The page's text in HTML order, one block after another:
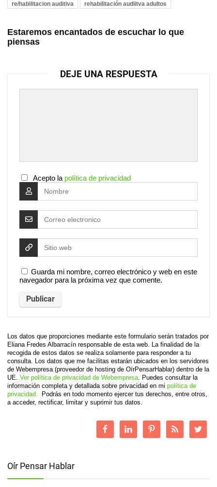
re/habilitacion auditiva
rehabilitación audiitva adultos
Estaremos encantados de escuchar lo que
piensas
DEJE UNA RESPUESTA
Acepto la política de privacidad
Guarda mi nombre, correo electrónico y web en este
navegador para la próxima vez que comente.
Los datos que proporciones mediante este formulario serán tratados por
Eliana Fredes Albarracín responsable de esta web. La finalidad de la
recogida de estos datos se realiza solamente para responder a tu
consulta. Los datos que me facilitas estarán ubicados en los servidores
de Webempresa (proveedor de hosting de OírPensarHablar) dentro de la
UE. Ver política de privacidad de Webempresa. Puedes consultar la
información completa y detallada sobre privacidad en mi política de
privacidad. Podrás en todo momento ejercer tus derechos, entre otros,
a acceder, rectificar, limitar y suprimir tus datos.
Oír Pensar Hablar